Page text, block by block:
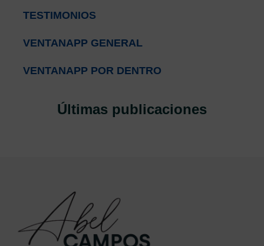
TESTIMONIOS
VENTANAPP GENERAL
VENTANAPP POR DENTRO
Últimas publicaciones